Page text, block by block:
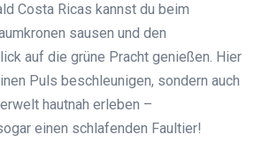
Costa Ricas kannst du beim
sausen und den
auf die grüne Pracht genießen. Hier
Puls beschleunigen, sondern auch
hautnah erleben –
einen schlafenden Faultier!